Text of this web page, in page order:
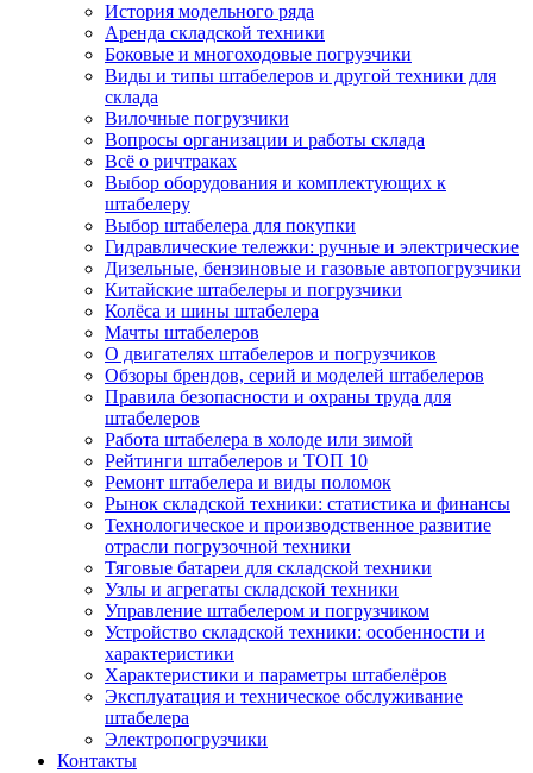
История модельного ряда
Аренда складской техники
Боковые и многоходовые погрузчики
Виды и типы штабелеров и другой техники для
склада
Вилочные погрузчики
Вопросы организации и работы склада
Всё о ричтраках
Выбор оборудования и комплектующих к
штабелеру
Выбор штабелера для покупки
Гидравлические тележки: ручные и электрические
Дизельные, бензиновые и газовые автопогрузчики
Китайские штабелеры и погрузчики
Колёса и шины штабелера
Мачты штабелеров
О двигателях штабелеров и погрузчиков
Обзоры брендов, серий и моделей штабелеров
Правила безопасности и охраны труда для
штабелеров
Работа штабелера в холоде или зимой
Рейтинги штабелеров и ТОП 10
Ремонт штабелера и виды поломок
Рынок складской техники: статистика и финансы
Технологическое и производственное развитие
отрасли погрузочной техники
Тяговые батареи для складской техники
Узлы и агрегаты складской техники
Управление штабелером и погрузчиком
Устройство складской техники: особенности и
характеристики
Характеристики и параметры штабелёров
Эксплуатация и техническое обслуживание
штабелера
Электропогрузчики
Контакты